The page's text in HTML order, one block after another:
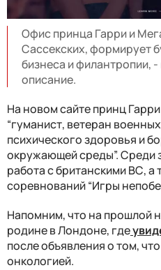
Офис принца Гарри и
Сассекских, формирует
бизнеса и филантропии,
описание.
На новом сайте принц
“гуманист, ветеран
психического здоровья и
окружающей среды”. Среди
работа с британскими ВС, а
соревнований “Игры
Напомним, что на прошлой
родине в Лондоне, где
после объявления о том,
онкологией.